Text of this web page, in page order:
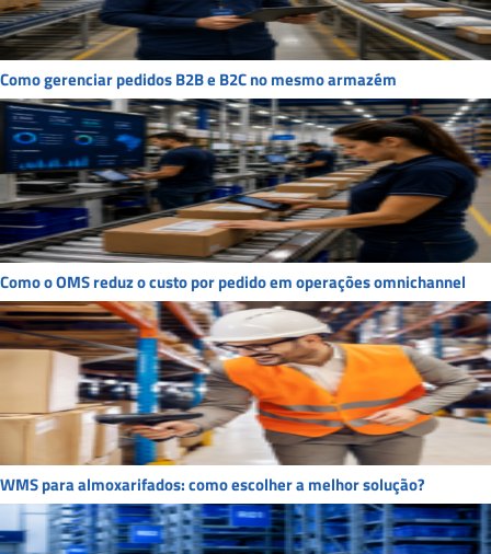
Como gerenciar pedidos B2B e B2C no mesmo armazém
Como o OMS reduz o custo por pedido em operações omnichannel
WMS para almoxarifados: como escolher a melhor solução?